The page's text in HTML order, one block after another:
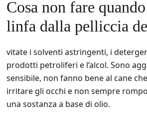
Cosa non fare
linfa dalla pelliccia
vitate i solventi astringenti, i
prodotti petroliferi e l’alcol. Sono
sensibile, non fanno bene al cane
irritare gli occhi e non sempre
una sostanza a base di olio.